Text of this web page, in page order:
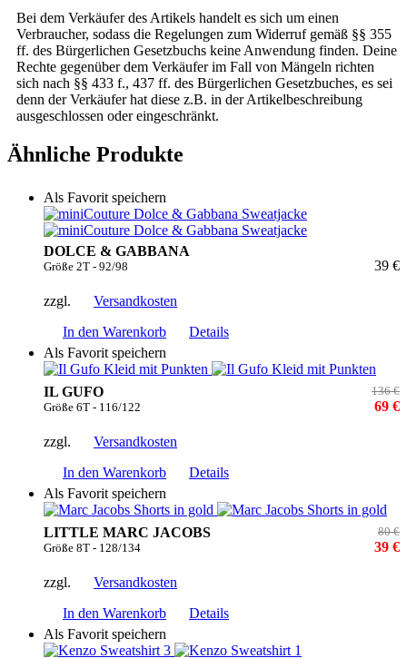
Bei dem Verkäufer des Artikels handelt es sich um einen
Verbraucher, sodass die Regelungen zum Widerruf gemäß §§ 355
ff. des Bürgerlichen Gesetzbuchs keine Anwendung finden. Deine
Rechte gegenüber dem Verkäufer im Fall von Mängeln richten
sich nach §§ 433 f., 437 ff. des Bürgerlichen Gesetzbuches, es sei
denn der Verkäufer hat diese z.B. in der Artikelbeschreibung
ausgeschlossen oder eingeschränkt.
Ähnliche Produkte
Als Favorit speichern
DOLCE & GABBANA
Größe 2T - 92/98 39 €
zzgl.
Versandkosten
In den Warenkorb
Details
Als Favorit speichern
IL GUFO
Größe 6T - 116/122
136 €
69 €
zzgl.
Versandkosten
In den Warenkorb
Details
Als Favorit speichern
LITTLE MARC JACOBS
Größe 8T - 128/134
80 €
39 €
zzgl.
Versandkosten
In den Warenkorb
Details
Als Favorit speichern